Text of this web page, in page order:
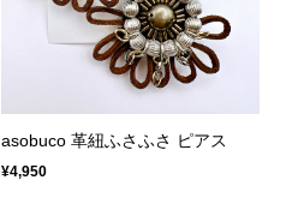
asobuco 革紐ふさふさ ピアス
¥4,950